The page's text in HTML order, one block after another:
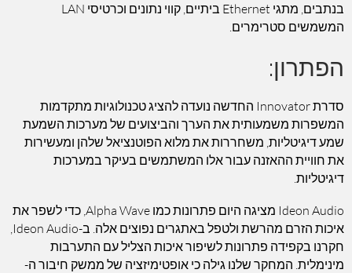
בנתבים, מתגי Ethernet ביתיים, קווי נתונים וכרטיסי LAN
המשמשים סטרימרים.
הפתרון:
סדרת Innovator החדשה נועדה להציג טכנולוגיות מתקדמות
המשפרות משמעותית את הערך והביצועים של מערכות השמעת
שמע דיגיטליות, משחררות את מלוא הפוטנציאל שלהן ומעשירות
את חוויית ההאזנה עבור אלו המשתמשים בעיקר במערכות
דיגיטליות.
Ideon Audio מציגה היום פתרונות כמו Alpha Wave, כדי לשפר את
איכות הזרם מהרשת ולטפל באתגרים נפוצים אלה. ב-Ideon Audio,
חקרנו בקפידה פתרונות לשיפור איכות הצליל עם התערבות
מינימלית. המחקר שלנו גילה כי אופטימיזציה של ממשק חיבור ה-